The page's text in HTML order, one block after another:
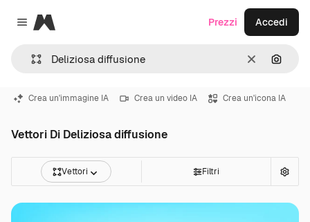
Close menu
Magnific
CancellaCerca
Prezzi Accedi
Crea un'immagine IA Crea un video IA Crea un'icona IA
Vettori Di Deliziosa diffusione
Vettori Filtri